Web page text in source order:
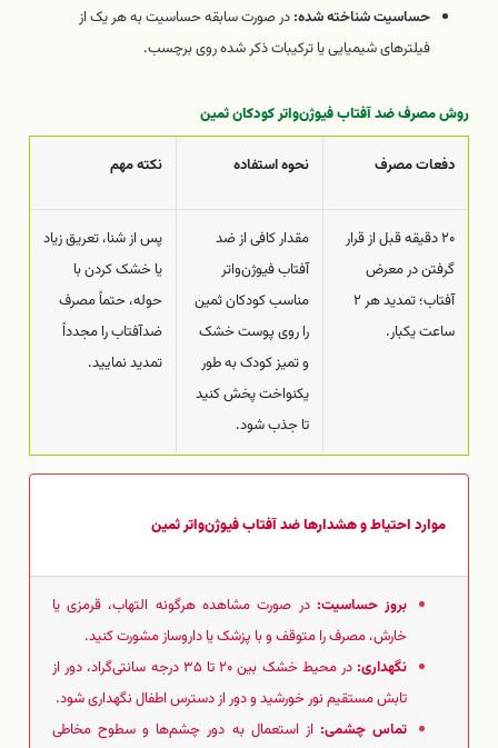
حساسیت شناخته شده:در صورت سابقه حساسیت به هر یک از
فیلترهای شیمیایی یا ترکیبات ذکر شده روی برچسب.
روش مصرف ضد آفتاب فیوژن‌واتر کودکان ثمین
دفعات مصرف نحوه استفاده نکته مهم
۲۰ دقیقه قبل از قرار
گرفتن در معرض
آفتاب؛ تمدید هر ۲
ساعت یکبار.
مقدار کافی از ضد
آفتاب فیوژن‌واتر
مناسب کودکان ثمین
را روی پوست خشک
و تمیز کودک به طور
یکنواخت پخش کنید
تا جذب شود.
پس از شنا، تعریق زیاد
یا خشک کردن با
حوله، حتماً مصرف
ضدآفتاب را مجدداً
تمدید نمایید.
موارد احتیاط و هشدارها ضد آفتاب فیوژن‌واتر ثمین
بروز حساسیت: در صورت مشاهده هرگونه التهاب، قرمزی یا
خارش، مصرف را متوقف و با پزشک یا داروساز مشورت کنید.
نگهداری:
در محیط خشک بین ۲۰ تا ۳۵ درجه سانتی‌گراد، دور از
تابش مستقیم نور خورشید و دور از دسترس اطفال نگهداری شود.
تماس چشمی: از استعمال به دور چشم‌ها و سطوح مخاطی